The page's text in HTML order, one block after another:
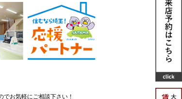
お気軽にご相談下さい！